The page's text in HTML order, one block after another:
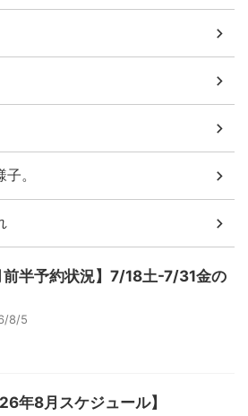
。
前半予約状況】7/18土-7/31金の
8/5
年8月スケジュール】